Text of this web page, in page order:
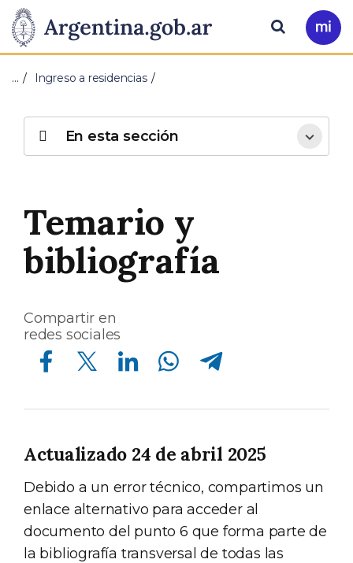
Presidencia
de
Nación
Pasar al contenido principal
Ir
a
Buscar
… Ingreso a residencias
Temario y
bibliografía
Compartir en
redes sociales
Compartir en Facebook Compartir en Twitter Compartir en Linkedin Compartir en Whatsapp Compartir en Telegram
Actualizado 24 de abril 2025
Debido a un error técnico, compartimos un
enlace alternativo para acceder al
documento del punto 6 que forma parte de
la bibliografía transversal de todas las
En esta sección